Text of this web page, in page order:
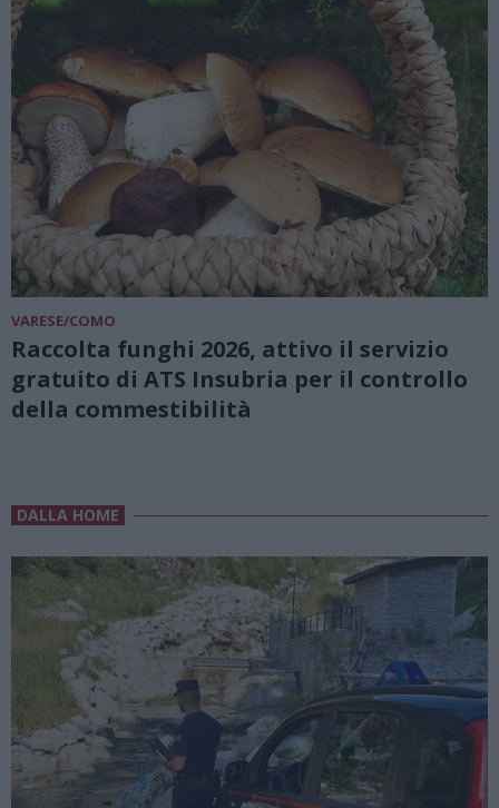
VARESE/COMO
Raccolta funghi 2026, attivo il servizio
gratuito di ATS Insubria per il controllo
della commestibilità
DALLA HOME